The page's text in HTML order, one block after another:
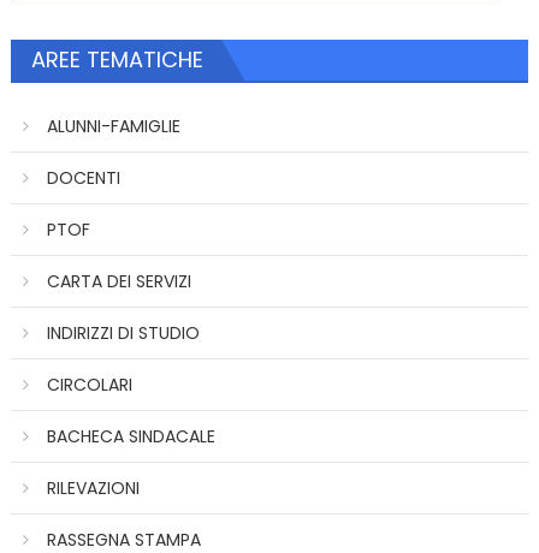
AREE TEMATICHE
ALUNNI-FAMIGLIE
DOCENTI
PTOF
CARTA DEI SERVIZI
INDIRIZZI DI STUDIO
CIRCOLARI
BACHECA SINDACALE
RILEVAZIONI
RASSEGNA STAMPA